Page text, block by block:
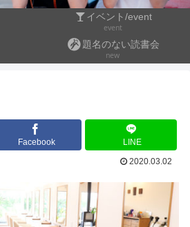
イベント/event
event
題名のない読書会
new
Facebook
LINE
2020.03.02